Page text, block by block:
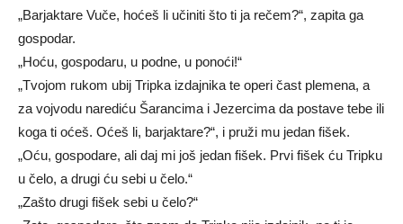
„Barjaktare Vuče, hoćeš li učiniti što ti ja rečem?“, zapita ga
gospodar.
„Hoću, gospodaru, u podne, u ponoći!“
„Tvojom rukom ubij Tripka izdajnika te operi čast plemena, a
za vojvodu narediću Šarancima i Jezercima da postave tebe ili
koga ti oćeš. Oćeš li, barjaktare?“, i pruži mu jedan fišek.
„Oću, gospodare, ali daj mi još jedan fišek. Prvi fišek ću Tripku
u čelo, a drugi ću sebi u čelo.“
„Zašto drugi fišek sebi u čelo?“